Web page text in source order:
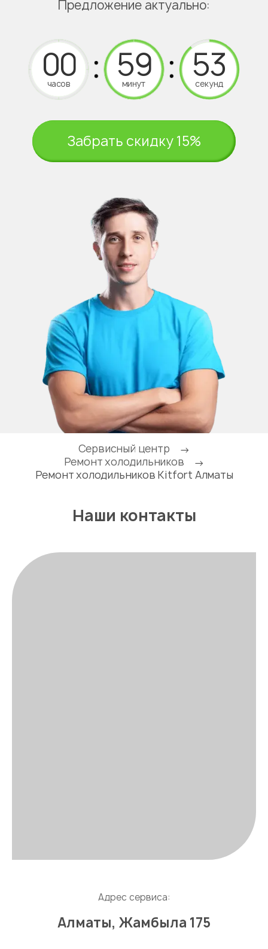
Предложение актуально:
часов минут секунд
Забрать скидку 15%
Сервисный центр
→
Ремонт холодильников
→
Ремонт холодильников Kitfort Алматы
Наши контакты
Адрес сервиса:
Алматы, Жамбыла 175